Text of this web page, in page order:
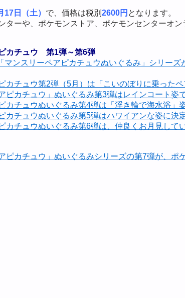
17日（土） で、価格は税別 2600円 となります。
ターや、ポケモンストア、ポケモンセンターオン
カチュウ 第1弾～第6弾
マンスリーペアピカチュウぬいぐるみ」シリーズ
カチュウ第2弾（5月）は「こいのぼりに乗ったペ
ピカチュウ」ぬいぐるみ第3弾はレインコート姿
カチュウぬいぐるみ第4弾は「浮き輪で海水浴」
カチュウぬいぐるみ第5弾はハワイアンな姿に決
カチュウぬいぐるみ第6弾は、仲良くお月見して
ピカチュウ」ぬいぐるみシリーズの第7弾が、ポ